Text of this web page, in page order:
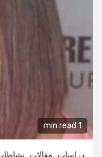
1 min read
دراسات مقالات